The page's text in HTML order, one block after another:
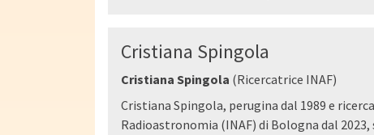
Cristiana Spingola
Cristiana Spingola (Ricercatrice INAF)
Cristiana Spingola, perugina dal 1989 e
Radioastronomia (INAF) di Bologna dal